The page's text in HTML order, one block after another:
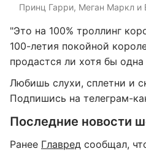
Принц Гарри, Меган Маркл и
"Это на 100% троллинг
100-летия покойной
продастся ли хотя бы
Любишь слухи, сплетни и
Подпишись на телеграм-
Последние новости
Ранее Главред сообщал,